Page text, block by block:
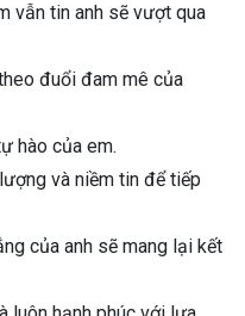
vẫn tin anh sẽ vượt qua
đuổi đam mê của
hào của em.
và niềm tin để tiếp
của anh sẽ mang lại kết